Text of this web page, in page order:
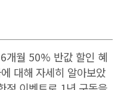
6개월 50% 반값 할인 혜
대해 자세히 알아보았